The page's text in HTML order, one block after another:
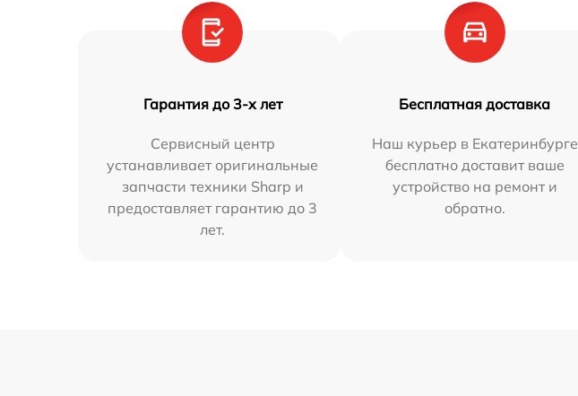
Гарантия до 3-х лет
Сервисный центр
устанавливает оригинальные
запчасти техники Sharp и
предоставляет гарантию до 3
лет.
Бесплатная доставка
Наш курьер в Екатеринбурге
бесплатно доставит ваше
устройство на ремонт и
обратно.